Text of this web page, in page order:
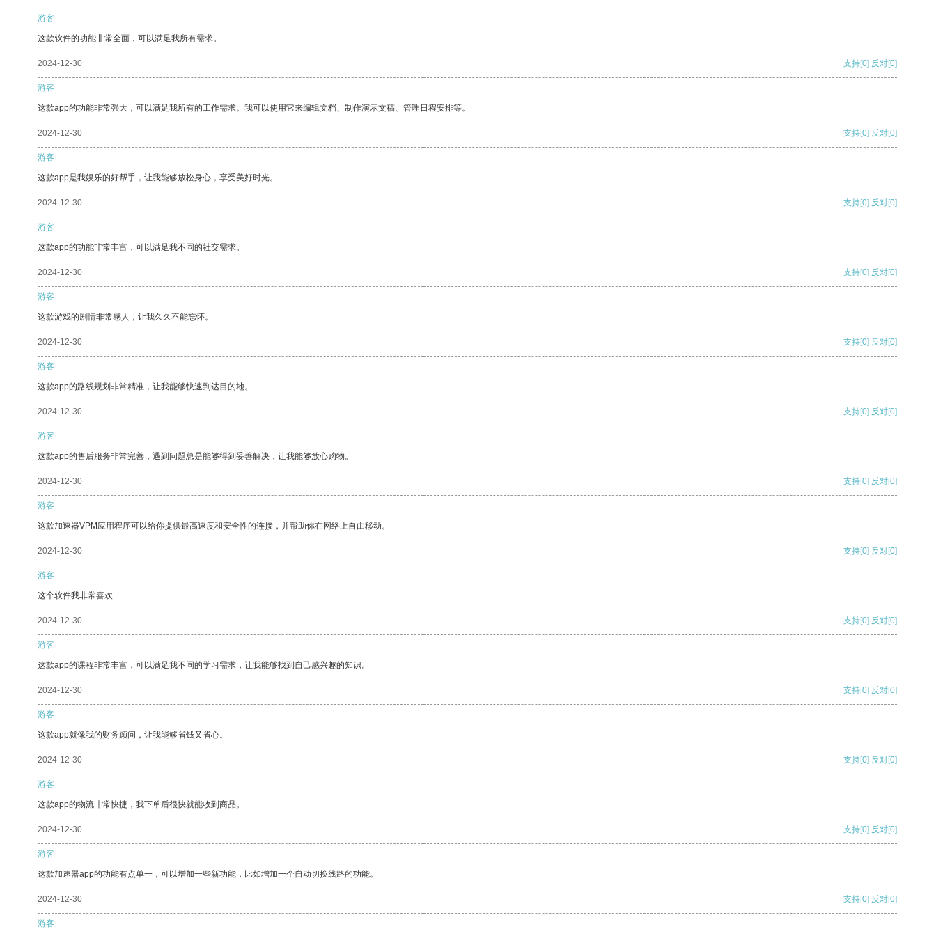
游客
这款软件的功能非常全面，可以满足我所有需求。
2024-12-30 支持[0] 反对[0]
游客
这款app的功能非常强大，可以满足我所有的工作需求。我可以使用它来编辑文档、制作演示文稿、管理日程安排等。
2024-12-30 支持[0] 反对[0]
游客
这款app是我娱乐的好帮手，让我能够放松身心，享受美好时光。
2024-12-30 支持[0] 反对[0]
游客
这款app的功能非常丰富，可以满足我不同的社交需求。
2024-12-30 支持[0] 反对[0]
游客
这款游戏的剧情非常感人，让我久久不能忘怀。
2024-12-30 支持[0] 反对[0]
游客
这款app的路线规划非常精准，让我能够快速到达目的地。
2024-12-30 支持[0] 反对[0]
游客
这款app的售后服务非常完善，遇到问题总是能够得到妥善解决，让我能够放心购物。
2024-12-30 支持[0] 反对[0]
游客
这款加速器VPM应用程序可以给你提供最高速度和安全性的连接，并帮助你在网络上自由移动。
2024-12-30 支持[0] 反对[0]
游客
这个软件我非常喜欢
2024-12-30 支持[0] 反对[0]
游客
这款app的课程非常丰富，可以满足我不同的学习需求，让我能够找到自己感兴趣的知识。
2024-12-30 支持[0] 反对[0]
游客
这款app就像我的财务顾问，让我能够省钱又省心。
2024-12-30 支持[0] 反对[0]
游客
这款app的物流非常快捷，我下单后很快就能收到商品。
2024-12-30 支持[0] 反对[0]
游客
这款加速器app的功能有点单一，可以增加一些新功能，比如增加一个自动切换线路的功能。
2024-12-30 支持[0] 反对[0]
游客